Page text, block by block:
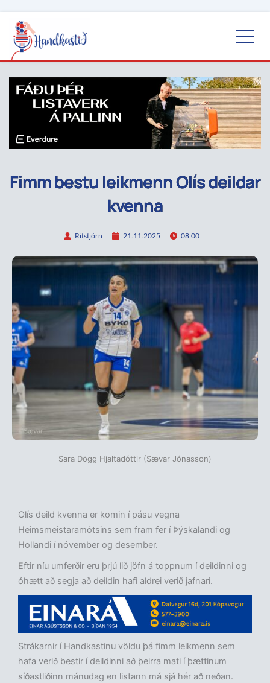
Fimm bestu leikmenn Olís deildar
kvenna
Ritstjórn 21.11.2025 08:00
Sara Dögg Hjaltadóttir (Sævar Jónasson)
Olís deild kvenna er komin í pásu vegna
Heimsmeistaramótsins sem fram fer í Þýskalandi og
Hollandi í nóvember og desember.
Eftir níu umferðir eru þrjú lið jöfn á toppnum í deildinni og
óhætt að segja að deildin hafi aldrei verið jafnari.
Strákarnir í Handkastinu völdu þá fimm leikmenn sem
hafa verið bestir í deildinni að þeirra mati í þættinum
síðastliðinn mánudag en listann má sjá hér að neðan.